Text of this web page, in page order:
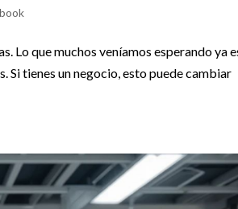
Lo que muchos veníamos esperando ya
Si tienes un negocio, esto puede cambiar